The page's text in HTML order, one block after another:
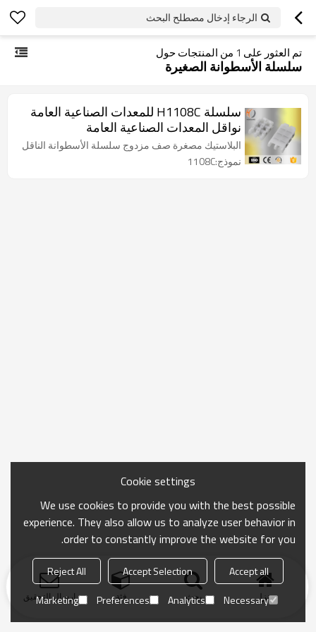
الرجاء إدخال مصطلح البحث
تم العثور على 1 من المنتجات حول
سلسلة الأسطوانة الصغيرة
سلسلة H1108C للمعدات الصناعية العامة
نواقل المعدات الصناعية العامة
البلاستيك مصغرة صف مزدوج سلسلة الأسطوانة الناقل
نموذج:1108C
منزل بحث فئة ارسال التحقيق
Cookie settings
We use cookies to provide you with the best possible
experience. They also allow us to analyze user behavior in
order to constantly improve the website for you.
Accept all
Accept Selection
Reject All
Necessary
Analytics
Preferences
Marketing